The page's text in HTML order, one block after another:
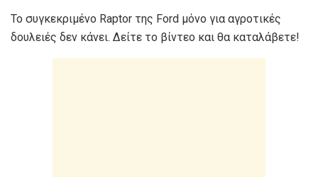
To συγκεκριμένο Raptor της Ford μόνο για αγροτικές
δουλειές δεν κάνει. Δείτε το βίντεο και θα καταλάβετε!